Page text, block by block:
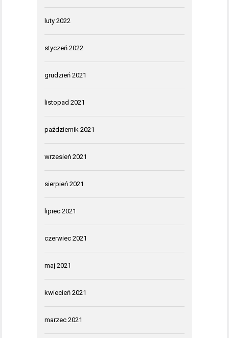
luty 2022
styczeń 2022
grudzień 2021
listopad 2021
październik 2021
wrzesień 2021
sierpień 2021
lipiec 2021
czerwiec 2021
maj 2021
kwiecień 2021
marzec 2021